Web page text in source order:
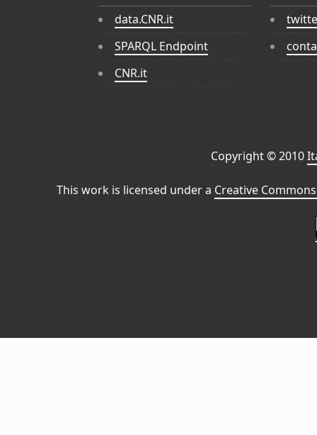
data.CNR.it
SPARQL Endpoint
CNR.it
Copyright © 2010
This work is licensed under a Creative